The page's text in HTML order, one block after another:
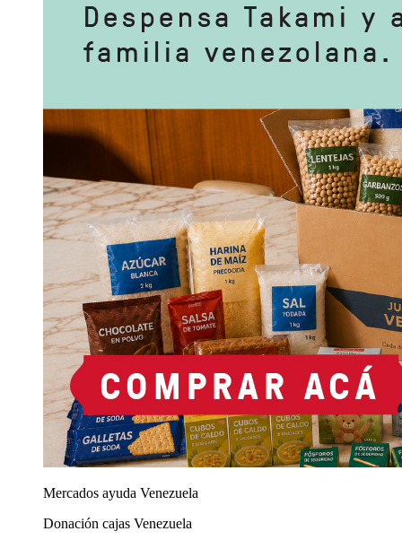
Mercados ayuda Venezuela
Donación cajas Venezuela